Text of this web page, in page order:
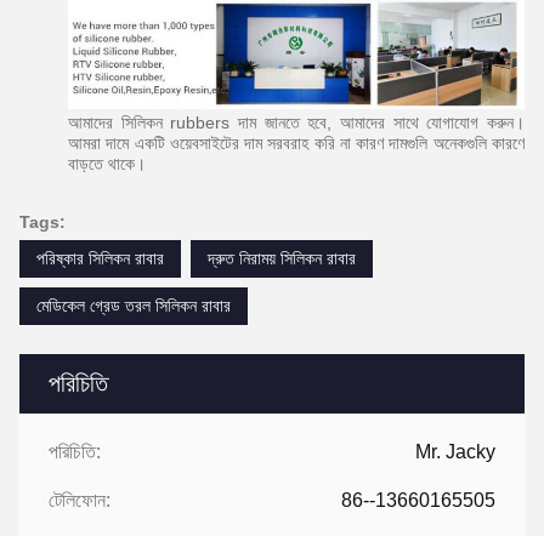
পরিচিতি
পরিচিতি: Mr. Jacky
টেলিফোন: 86--13660165505
আমাদের সিলিকন rubbers দাম জানতে হবে, আমাদের সাথে যোগাযোগ করুন।
আমরা দামে একটি ওয়েবসাইটের দাম সরবরাহ করি না কারণ দামগুলি অনেকগুলি কারণে
বাড়তে থাকে।
Tags:
পরিষ্কার সিলিকন রাবার
দ্রুত নিরাময় সিলিকন রাবার
মেডিকেল গ্রেড তরল সিলিকন রাবার